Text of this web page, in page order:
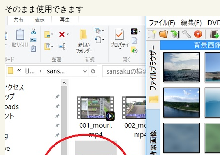
そのまま使用できます